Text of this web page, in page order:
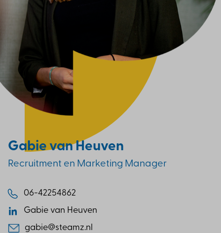
Gabie van Heuven
Recruitment en Marketing Manager
06-42254862
Gabie van Heuven
gabie@steamz.nl